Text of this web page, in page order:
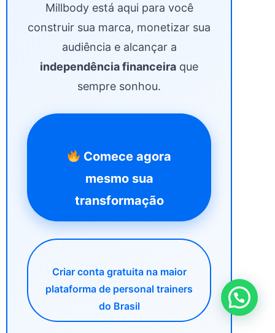
Millbody está aqui para você
construir sua marca, monetizar sua
audiência e alcançar a
independência financeira que
sempre sonhou.
Comece agora
mesmo sua
transformação
Criar conta gratuita na maior
plataforma de personal trainers
do Brasil
Quer alguma ajuda?